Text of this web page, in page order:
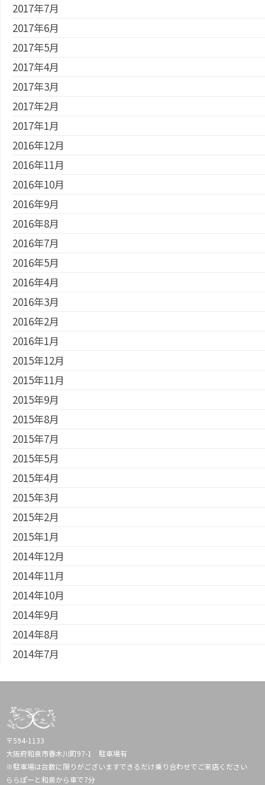
2017年7月
2017年6月
2017年5月
2017年4月
2017年3月
2017年2月
2017年1月
2016年12月
2016年11月
2016年10月
2016年9月
2016年8月
2016年7月
2016年5月
2016年4月
2016年3月
2016年2月
2016年1月
2015年12月
2015年11月
2015年9月
2015年8月
2015年7月
2015年5月
2015年4月
2015年3月
2015年2月
2015年1月
2014年12月
2014年11月
2014年10月
2014年9月
2014年8月
2014年7月
〒594-1133
大阪府和泉市春木川町97-1 駐車場有
※駐車場は台数に限りがございますできるだけ乗り合わせでご来店ください
ららぽーと和泉から車で7分